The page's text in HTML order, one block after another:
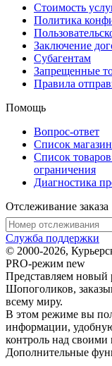
Стоимость
Политика
Заключение
Субагентам
Запрещенные
Правила
Помощь
Вопрос-ответ
Список
Список
ограничения
Диагностика
Отслеживание заказа
Служба поддержки
© 2000-2026,
PRO-режим new
Представляем
Шопоголиков,
всему миру.
В этом режиме вы
информации,
контроль над
Дополнительные